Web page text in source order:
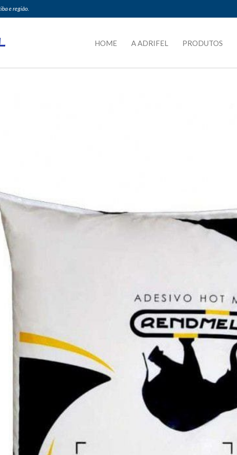
e região.
HOME A ADRIFEL PRODUTOS